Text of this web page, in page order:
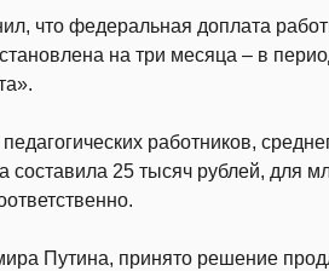
что федеральная доплата
на три месяца – в
работников,
составила 25 тысяч рублей, для
Путина, принято решение